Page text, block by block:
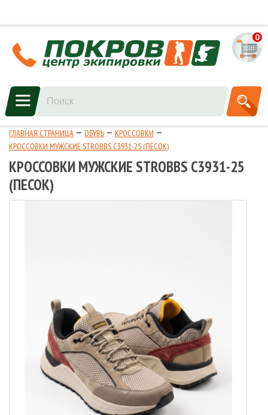
0
ГЛАВНАЯ СТРАНИЦА ОБУВЬ
КРОССОВКИ
КРОССОВКИ МУЖСКИЕ STROBBS C3931-25 (ПЕСОК)
КРОССОВКИ МУЖСКИЕ STROBBS C3931-25
(ПЕСОК)